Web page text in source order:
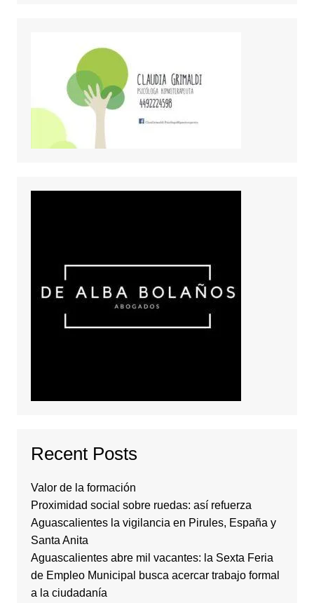
Recent Posts
Valor de la formación
Proximidad social sobre ruedas: así refuerza
Aguascalientes la vigilancia en Pirules, España y
Santa Anita
Aguascalientes abre mil vacantes: la Sexta Feria
de Empleo Municipal busca acercar trabajo formal
a la ciudadanía